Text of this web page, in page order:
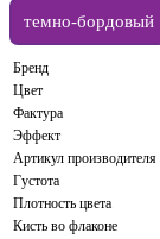
темно-бордовый
Бренд
Цвет
Фактура
Эффект
Артикул производителя
Густота
Плотность цвета
Кисть во флаконе